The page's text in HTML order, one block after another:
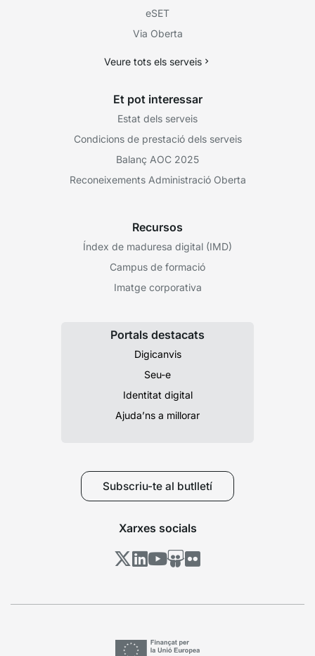
eSET
Via Oberta
Veure tots els serveis
Et pot interessar
Estat dels serveis
Condicions de prestació dels serveis
Balanç AOC 2025
Reconeixements Administració Oberta
Recursos
Índex de maduresa digital (IMD)
Campus de formació
Imatge corporativa
Portals destacats
Digicanvis
Seu-e
Identitat digital
Ajuda’ns a millorar
Subscriu-te al butlletí
Xarxes socials